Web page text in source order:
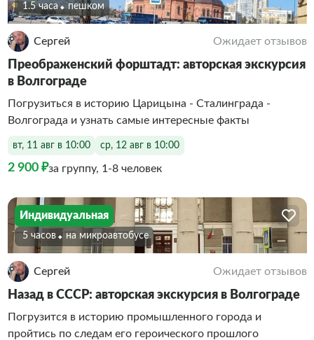
1.5 часа Пешком
Сергей Ожидает отзывов
Преображенский форштадт: авторская экскурсия
в Волгограде
Погрузиться в историю Царицына - Сталинграда -
Волгограда и узнать самые интересные факты
вт, 11 авг в 10:00 ср, 12 авг в 10:00
2 900 ₽за группу, 1-8 человек
Индивидуальная
5 часов На микроавтобусе
Сергей Ожидает отзывов
Назад в СССР: авторская экскурсия в Волгограде
Погрузится в историю промышленного города и
пройтись по следам его героического прошлого